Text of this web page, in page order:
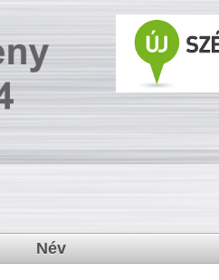
Név